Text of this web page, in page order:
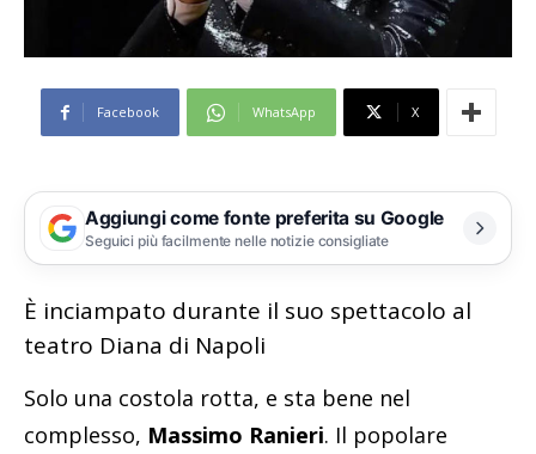
Facebook WhatsApp X
Aggiungi come fonte preferita su Google
Seguici più facilmente nelle notizie consigliate
È inciampato durante il suo spettacolo al
teatro Diana di Napoli
Solo una costola rotta, e sta bene nel
complesso, Massimo Ranieri. Il popolare